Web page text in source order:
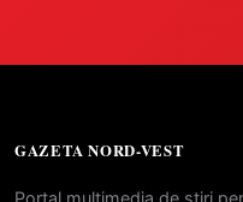
GAZETA NORD-VEST
Portal multimedia de stiri